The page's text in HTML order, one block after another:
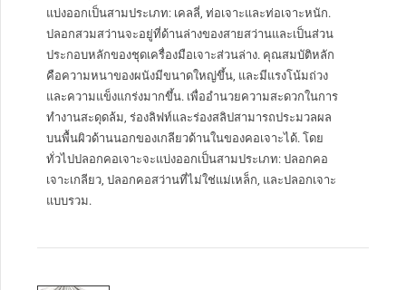
แบ่งออกเป็นสามประเภท: เคลลี่, ท่อเจาะและท่อเจาะหนัก.
ปลอกสวมสว่านจะอยู่ที่ด้านล่างของสายสว่านและเป็นส่วน
ประกอบหลักของชุดเครื่องมือเจาะส่วนล่าง. คุณสมบัติหลัก
คือความหนาของผนังมีขนาดใหญ่ขึ้น, และมีแรงโน้มถ่วง
และความแข็งแกร่งมากขึ้น. เพื่ออำนวยความสะดวกในการ
ทำงานสะดุดล้ม, ร่องลิฟท์และร่องสลิปสามารถประมวลผล
บนพื้นผิวด้านนอกของเกลียวด้านในของคอเจาะได้. โดย
ทั่วไปปลอกคอเจาะจะแบ่งออกเป็นสามประเภท: ปลอกคอ
เจาะเกลียว, ปลอกคอสว่านที่ไม่ใช่แม่เหล็ก, และปลอกเจาะ
แบบรวม.